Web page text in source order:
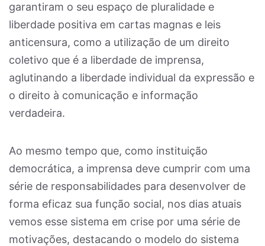
garantiram o seu espaço de pluralidade e
liberdade positiva em cartas magnas e leis
anticensura, como a utilização de um direito
coletivo que é a liberdade de imprensa,
aglutinando a liberdade individual da expressão e
o direito à comunicação e informação
verdadeira.
Ao mesmo tempo que, como instituição
democrática, a imprensa deve cumprir com uma
série de responsabilidades para desenvolver de
forma eficaz sua função social, nos dias atuais
vemos esse sistema em crise por uma série de
motivações, destacando o modelo do sistema